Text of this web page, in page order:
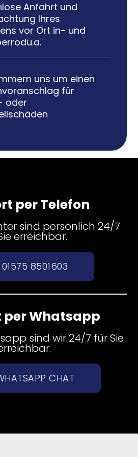
Anfahrt und
Ihres
vor Ort in- und
uns um einen
für
oder
per Telefon
sind persönlich 24/7
erreichbar.
01575 8501603
per Whatsapp
sind wir 24/7 für Sie
CHAT